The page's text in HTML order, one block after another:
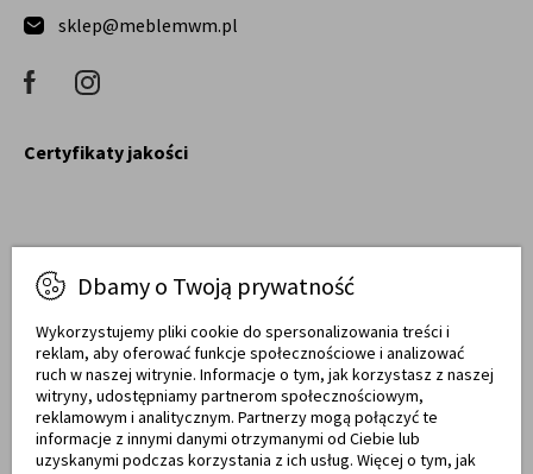
sklep@meblemwm.pl
Certyfikaty jakości
Raty obsługują
Towary dostarczają
Dbamy o Twoją prywatność
Wykorzystujemy pliki cookie do spersonalizowania treści i
reklam, aby oferować funkcje społecznościowe i analizować
ruch w naszej witrynie. Informacje o tym, jak korzystasz z naszej
witryny, udostępniamy partnerom społecznościowym,
reklamowym i analitycznym. Partnerzy mogą połączyć te
informacje z innymi danymi otrzymanymi od Ciebie lub
uzyskanymi podczas korzystania z ich usług. Więcej o tym, jak